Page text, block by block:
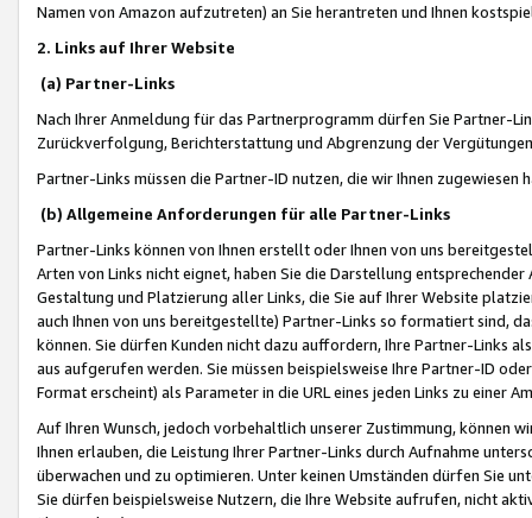
Namen von Amazon aufzutreten) an Sie herantreten und Ihnen
2. Links auf Ihrer Website
(a) Partner-Links
Nach Ihrer Anmeldung für das Partnerprogramm dürfen Sie Partner-
Zurückverfolgung, Berichterstattung und Abgrenzung der
Partner-Links müssen die Partner-ID nutzen, die wir Ihnen zugewiesen
(b) Allgemeine Anforderungen für alle Partner-Links
Partner-Links können von Ihnen erstellt oder Ihnen von uns
Arten von Links nicht eignet, haben Sie die Darstellung
Gestaltung und Platzierung aller Links, die Sie auf Ihrer Website
auch Ihnen von uns bereitgestellte) Partner-Links so formatiert sind,
können. Sie dürfen Kunden nicht dazu auffordern, Ihre Partner-Links
aus aufgerufen werden. Sie müssen beispielsweise Ihre Partner-ID
Format erscheint) als Parameter in die URL eines jeden Links zu einer
Auf Ihren Wunsch, jedoch vorbehaltlich unserer Zustimmung, können
Ihnen erlauben, die Leistung Ihrer Partner-Links durch Aufnahme
überwachen und zu optimieren. Unter keinen Umständen dürfen Sie
Sie dürfen beispielsweise Nutzern, die Ihre Website aufrufen, nicht